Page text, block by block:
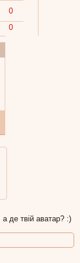
0
0
а де твій аватар? :)